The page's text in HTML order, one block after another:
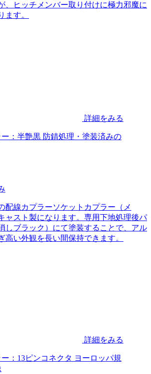
、ヒッチメンバー取り付けに極力邪魔に
ます。
詳細をみる
配線カプラーソケットカプラー（メ
ャスト製になります。専用下地処理後パ
しブラック）にて塗装することで、アル
高い外観を長い間保持できます。
詳細をみる